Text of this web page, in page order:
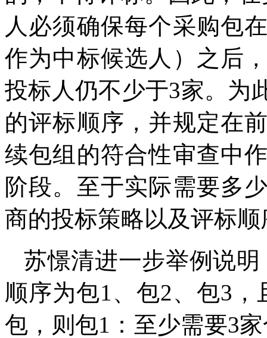
人必须确保每个采购包
作为中标候选人）之后
投标人仍不少于3家。为
的评标顺序，并规定在
续包组的符合性审查中
阶段。至于实际需要多
商的投标策略以及评标
苏憬清进一步举例说
顺序为包1、包2、包3
包，则包1：至少需要3